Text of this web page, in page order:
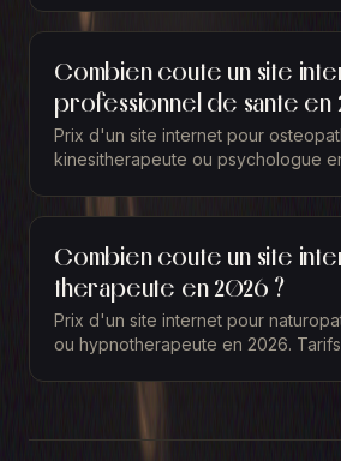
Combien coute un site
professionnel de sante en
Prix d'un site internet pour
kinesitherapeute ou psychologue
Combien coute un site
therapeute en 2026 ?
Prix d'un site internet pour
ou hypnotherapeute en 2026.